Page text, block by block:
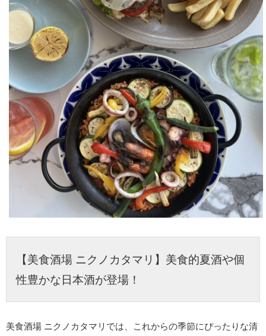
【美食酒場 ニクノカタマリ】美食的夏酒や個
性豊かな日本酒が登場！
美食酒場 ニクノカタマリでは、これからの季節にぴったりな清